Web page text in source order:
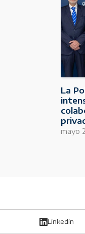
La
mayo
Linkedin